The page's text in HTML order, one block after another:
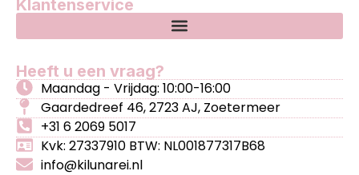
Klantenservice
Heeft u een vraag?
Maandag - Vrijdag: 10:00-16:00
Gaardedreef 46, 2723 AJ, Zoetermeer
+31 6 2069 5017
Kvk: 27337910 BTW: NL001877317B68
info@kilunarei.nl